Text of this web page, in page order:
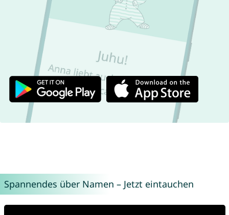
Spannendes über Namen – Jetzt eintauchen